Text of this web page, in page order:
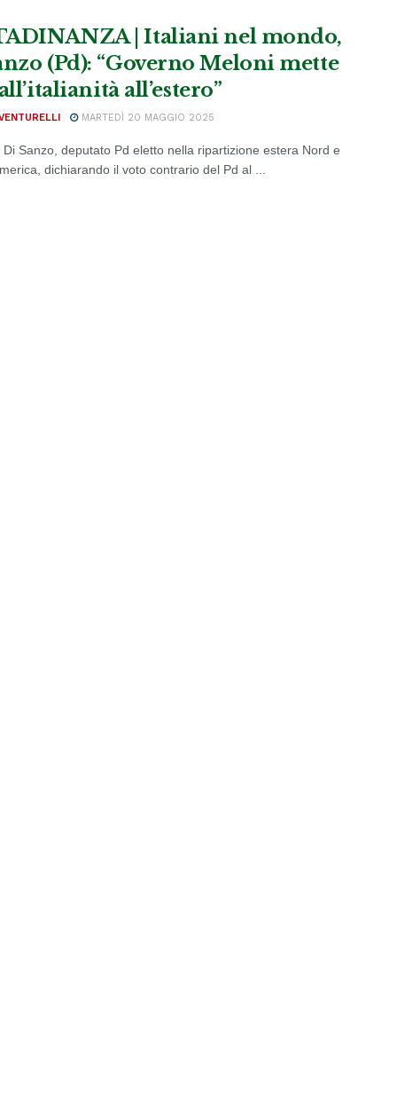
| Italiani nel mondo,
(Pd): “Governo Meloni mette
all’estero”
MARTEDÌ 20 MAGGIO 2025
Di Sanzo, deputato Pd eletto nella ripartizione estera Nord e
dichiarando il voto contrario del Pd al ...